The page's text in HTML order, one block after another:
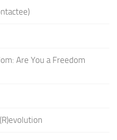
Are You a Freedom